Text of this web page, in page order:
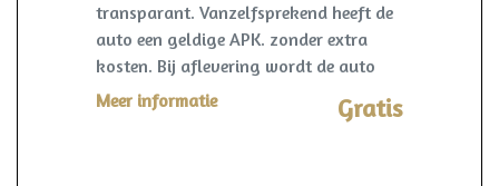
transparant. Vanzelfsprekend heeft de
auto een geldige APK. zonder extra
kosten. Bij aflevering wordt de auto
kosteloos op naam gezet en een
vrijwaring van de eventuele inruilauto
Meer informatie Gratis